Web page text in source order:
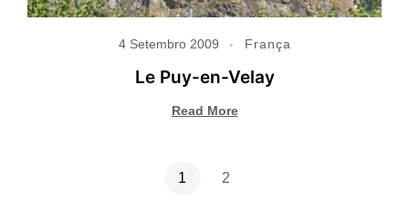
4 Setembro 2009 França
Le Puy-en-Velay
Read More
1 2